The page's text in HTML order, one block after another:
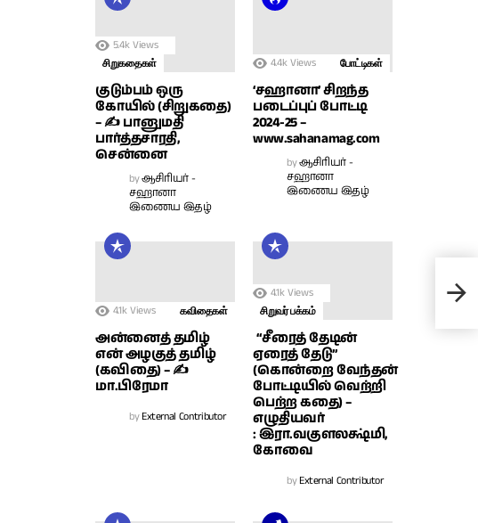
✍
5.4k Views
சிறுகதைகள்
குடும்பம் ஒரு
கோயில் (சிறுகதை)
– ✍ பானுமதி
பார்த்தசாரதி,
சென்னை
byஆசிரியர் -
சஹானா
இணைய இதழ்
4.4k Views போட்டிகள்
‘சஹானா’ சிறந்த
படைப்புப் போட்டி
2024-25 –
www.sahanamag.com
byஆசிரியர் -
சஹானா
இணைய இதழ்
4.1k Views கவிதைகள்
அன்னைத் தமிழ்
என் அழகுத் தமிழ்
(கவிதை) – ✍
மா.பிரேமா
byExternal Contributor
4.1k Views
சிறுவர் பக்கம்
“சீரைத் தேடின்
ஏரைத் தேடு”
(கொன்றை வேந்தன்
போட்டியில் வெற்றி
பெற்ற கதை) –
எழுதியவர்
: இரா.வகுளலக்ஷ்மி,
கோவை
byExternal Contributor